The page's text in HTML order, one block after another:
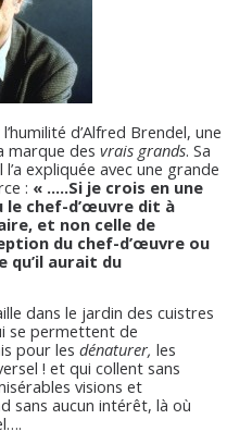
d’Alfred Brendel, une
marque des vrais grands. Sa
expliquée avec une grande
: « …..Si je crois en une
chef-d’œuvre dit à
et non celle de
du chef-d’œuvre ou
qu’il aurait du
dans le jardin des cuistres
se permettent de
pour les dénaturer, les
! et qui collent sans
visions et
sans aucun intérêt, là où